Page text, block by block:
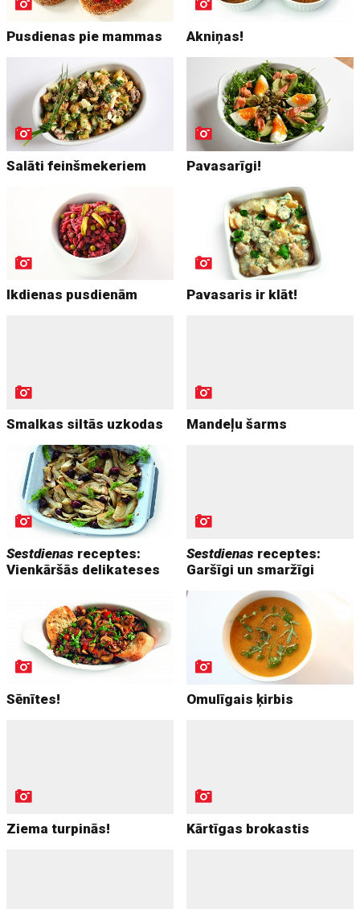
Pusdienas pie mammas Akniņas!
Salāti feinšmekeriem Pavasarīgi!
Ikdienas pusdienām Pavasaris ir klāt!
Smalkas siltās uzkodas Mandeļu šarms
Sestdienas receptes:
Vienkāršās delikateses
Sestdienas receptes:
Garšīgi un smaržīgi
Sēnītes! Omulīgais ķirbis
Ziema turpinās! Kārtīgas brokastis